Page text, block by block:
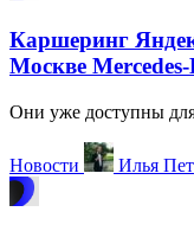
Каршеринг
Москве
Они уже доступны
Новости Илья